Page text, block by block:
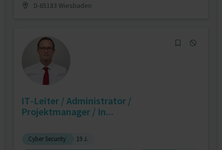
D-65183 Wiesbaden
IT-Leiter / Administrator /
Projektmanager / In...
Cyber Security
19 J.